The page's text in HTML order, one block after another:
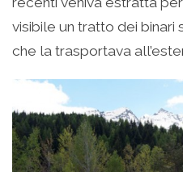
visibile un tratto dei binari
che la trasportava